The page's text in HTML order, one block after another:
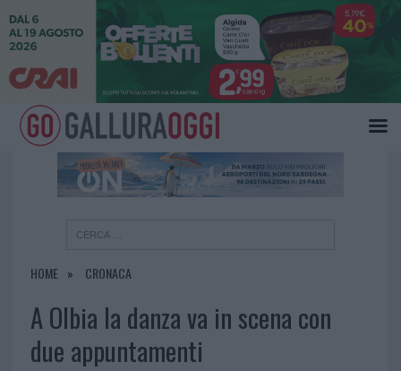
HOME CRONACA
A Olbia la danza va in scena con
due appuntamenti
×